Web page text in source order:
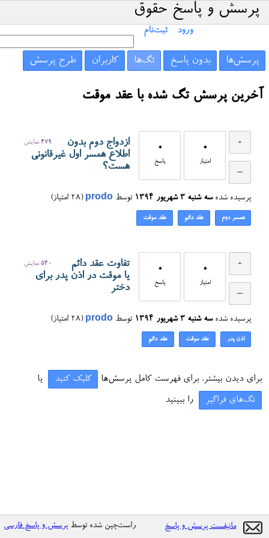
پرسش و پاسخ حقوق
ورود ثبت‌نام
پرسش‌ها بدون پاسخ تگ‌ها کاربران طرح پرسش
آخرین پرسش تگ شده با عقد موقت
0
امتیاز
0
پاسخ
479 نمایش
ازدواج دوم بدون
اطلاع همسر اول غیرقانونی
هست؟
پرسیده شده سه شنبه ۳ شهریور ۱۳۹۴ توسط prodo
(
28 امتیاز)
همسر دوم عقد دائم عقد موقت
0
امتیاز
0
پاسخ
540 نمایش
تفاوت عقد دائم
یا موقت در اذن پدر برای
دختر
پرسیده شده سه شنبه ۳ شهریور ۱۳۹۴ توسط prodo
(
28 امتیاز)
اذن پدر عقد موقت عقد دائم
برای دیدن بیشتر، برای فهرست کامل پرسش‌ها کلیک کنید یا
تگ‌های فراگیر را ببینید
مانیفست پرسش و پاسخ راست‌چین شده توسط پرسش و پاسخ فارسی